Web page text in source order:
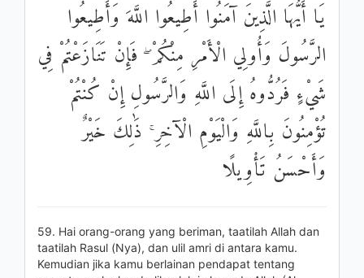
يَا أَيُّهَا الَّذِينَ آمَنُوا أَطِيعُوا اللَّهَ وَأَطِيعُوا
الرَّسُولَ وَأُولِي الْأَمْرِ مِنْكُمْ ۖ فَإِنْ تَنَازَعْتُمْ فِي
شَيْءٍ فَرُدُّوهُ إِلَى اللَّهِ وَالرَّسُولِ إِنْ كُنْتُمْ
تُؤْمِنُونَ بِاللَّهِ وَالْيَوْمِ الْآخِرِ ۚ ذَٰلِكَ خَيْرٌ
وَأَحْسَنُ تَأْوِيلًا
59. Hai orang-orang yang beriman, taatilah Allah dan
taatilah Rasul (Nya), dan ulil amri di antara kamu.
Kemudian jika kamu berlainan pendapat tentang